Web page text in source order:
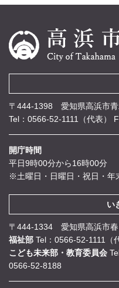
〒444-1398 愛知県高浜市青
Tel：0566-52-1111（代表）
開庁時間
平日9時00分から16時00分
※土曜日・日曜日・祝日・
い
〒444-1334 愛知県高浜市
福祉部 Tel：0566-52-1111（
こども未来部・教育委員会
0566-52-8188